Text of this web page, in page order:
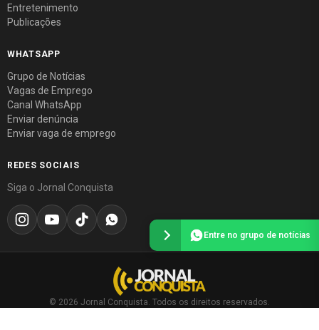
Entretenimento
Publicações
WHATSAPP
Grupo de Notícias
Vagas de Emprego
Canal WhatsApp
Enviar denúncia
Enviar vaga de emprego
REDES SOCIAIS
Siga o Jornal Conquista
© 2026 Jornal Conquista. Todos os direitos reservados.
Entre no grupo de notícias